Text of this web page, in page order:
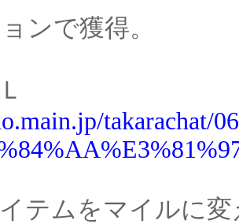
ンで獲得。
takarachat/
テムをマイルに